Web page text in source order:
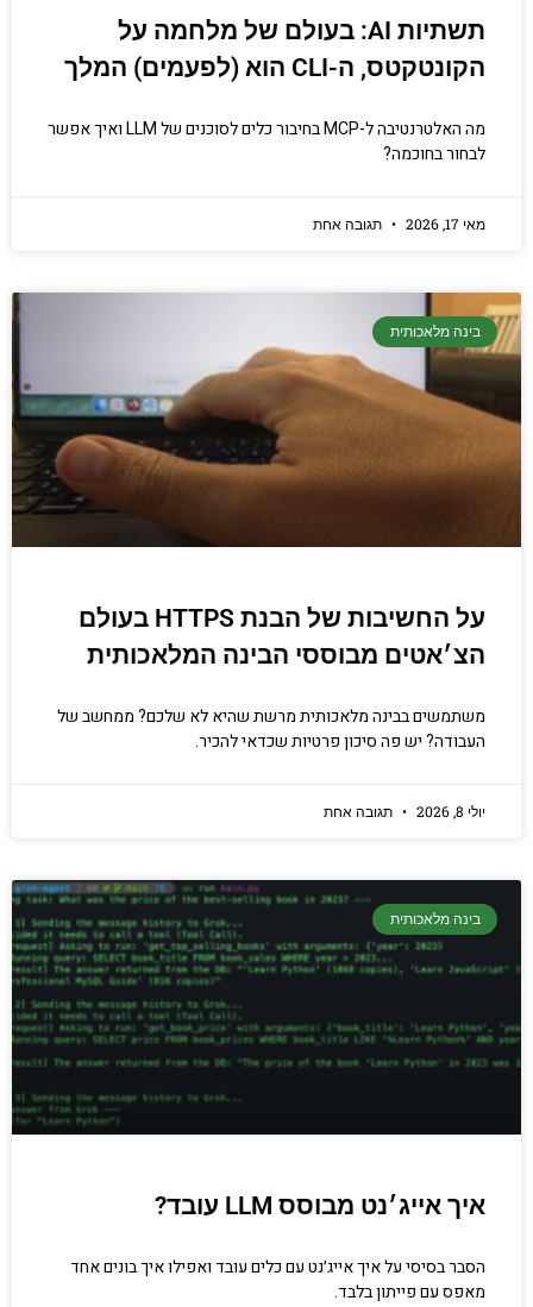
תשתיות AI: בעולם של מלחמה על
הקונטקטס, ה-CLI הוא (לפעמים) המלך
מה האלטרנטיבה ל-MCP בחיבור כלים לסוכנים של LLM ואיך אפשר
לבחור בחוכמה?
מאי 17, 2026 תגובה אחת
בינה מלאכותית
על החשיבות של הבנת HTTPS בעולם
הצ׳אטים מבוססי הבינה המלאכותית
משתמשים בבינה מלאכותית מרשת שהיא לא שלכם? ממחשב של
העבודה? יש פה סיכון פרטיות שכדאי להכיר.
יולי 8, 2026 תגובה אחת
בינה מלאכותית
איך אייג׳נט מבוסס LLM עובד?
הסבר בסיסי על איך אייג׳נט עם כלים עובד ואפילו איך בונים אחד
מאפס עם פייתון בלבד.